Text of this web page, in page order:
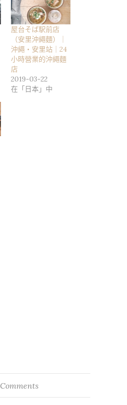
屋台そば駅前店
（安里沖繩麵）｜
沖繩・安里站｜24
小時營業的沖繩麵
店
2019-03-22
在「日本」中
Comments